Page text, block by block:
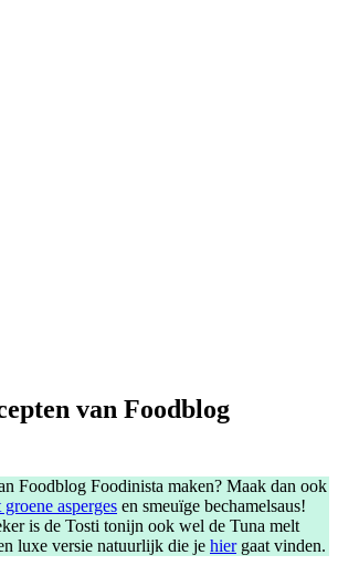
van Foodblog
Foodblog Foodinista maken? Maak dan ook
asperges en smeuïge bechamelsaus!
is de Tosti tonijn ook wel de Tuna melt
luxe versie natuurlijk die je hiergaat vinden.